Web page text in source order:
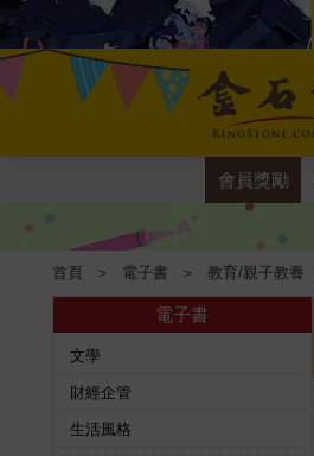
會員獎勵
首頁 ＞ 電子書 ＞ 教育/親子教養
電子書
文學
財經企管
生活風格